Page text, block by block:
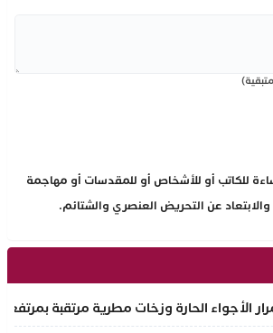
للكاتب أو للأشخاص أو للمقدسات أو مهاجمة
والابتعاد عن التحريض العنصري والشتائم.
الأجواء الحارة وزخات مطرية مرتقبة